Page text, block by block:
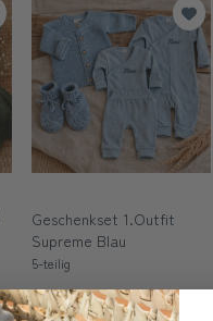
Geschenkset 1.Outfit
Supreme Blau
5-teilig
CHF 119.90